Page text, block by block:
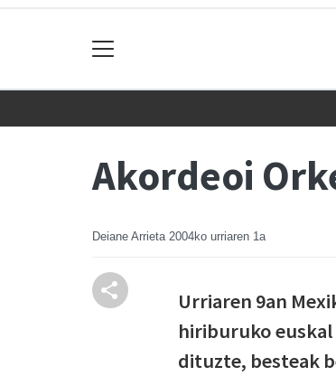
Akordeoi
Deiane Arrieta 2004ko urriaren 1a
Urriaren 9an
hiriburuko
dituzte, besteak